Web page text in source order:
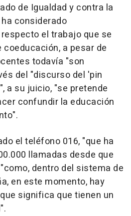
de Igualdad y contra la
considerado
el trabajo que se
a pesar de
todavía "son
del "discurso del 'pin
a su juicio, "se pretende
confundir la educación
el teléfono 016, "que ha
llamadas desde que
dentro del sistema de
en este momento, hay
significa que tienen un